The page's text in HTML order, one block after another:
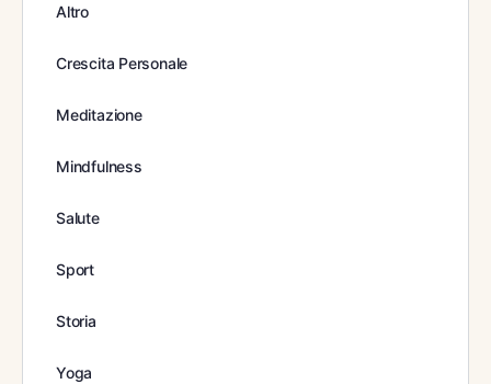
Altro
Crescita Personale
Meditazione
Mindfulness
Salute
Sport
Storia
Yoga